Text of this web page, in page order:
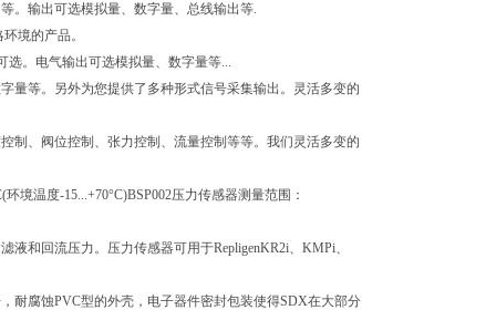
。输出可选模拟量、数字量、总线输出等.
境的产品。
选。电气输出可选模拟量、数字量等...
量等。另外为您提供了多种形式信号采集输出。灵活多变的
制、阀位控制、张力控制、流量控制等等。我们灵活多变的
境温度-15...+70°C)BSP002压力传感器测量范围：
和回流压力。压力传感器可用于RepligenKR2i、KMPi、
耐腐蚀PVC型的外壳，电子器件密封包装使得SDX在大部分